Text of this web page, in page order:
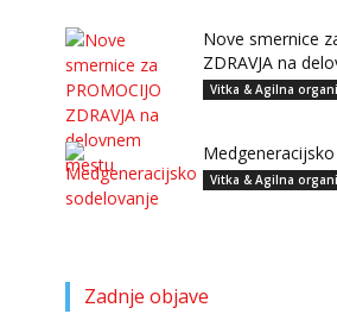
Nove smernice
ZDRAVJA na
Vitka & Agilna
Vitka & Agilna
Zadnje objave